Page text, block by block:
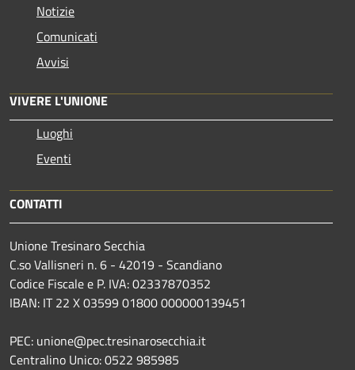
Notizie
Comunicati
Avvisi
VIVERE L'UNIONE
Luoghi
Eventi
CONTATTI
Unione Tresinaro Secchia
C.so Vallisneri n. 6 - 42019 - Scandiano
Codice Fiscale e P. IVA: 02337870352
IBAN: IT 22 X 03599 01800 000000139451
PEC: unione@pec.tresinarosecchia.it
Centralino Unico: 0522 985985